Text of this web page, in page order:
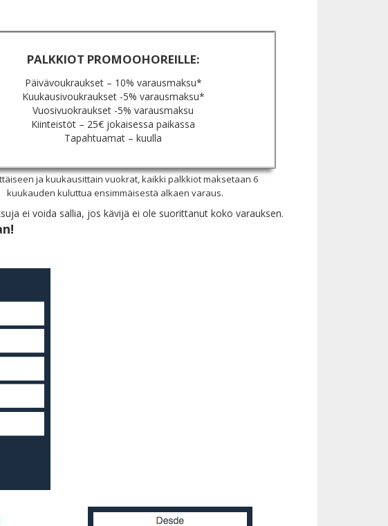
PALKKIOT PROMOOHOREILLE:
Päivävoukraukset – 10% varausmaksu*
Kuukausivoukraukset -5% varausmaksu*
Vuosivuokraukset -5% varausmaksu
Kiinteistöt – 25€ jokaisessa paikassa
Tapahtuamat – kuulla
ja kuukausittain vuokrat, kaikki palkkiot maksetaan 6
kuukauden kuluttua ensimmäisestä alkaen varaus.
ei voida sallia, jos kävijä ei ole suorittanut koko varauksen.